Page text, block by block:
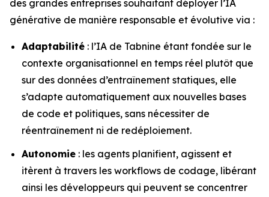
des grandes entreprises souhaitant déployer l’IA
générative de manière responsable et évolutive via :
Adaptabilité : l’IA de Tabnine étant fondée sur le
contexte organisationnel en temps réel plutôt que
sur des données d’entraînement statiques, elle
s’adapte automatiquement aux nouvelles bases
de code et politiques, sans nécessiter de
réentraînement ni de redéploiement.
Autonomie : les agents planifient, agissent et
itèrent à travers les workflows de codage, libérant
ainsi les développeurs qui peuvent se concentrer